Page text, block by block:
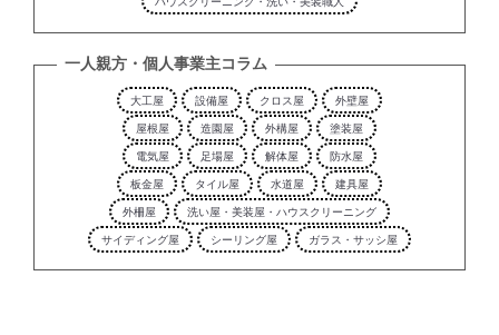
一人親方・個人事業主コラム
大工屋 設備屋 クロス屋
外壁屋
屋根屋
造園屋 外構屋
塗装屋
電気屋
足場屋 解体屋
防水屋
板金屋
タイル屋 水道屋
建具屋
外柵屋
洗い屋・美装屋・ハウスクリーニング
サイディング屋
シーリング屋 ガラス・サッシ屋